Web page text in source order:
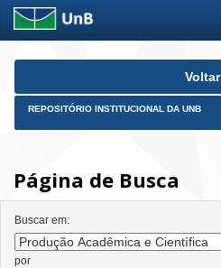
Skip
Voltar
REPOSITÓRIO INSTITUCIONAL DA UNB
Página de Busca
Buscar em:
por